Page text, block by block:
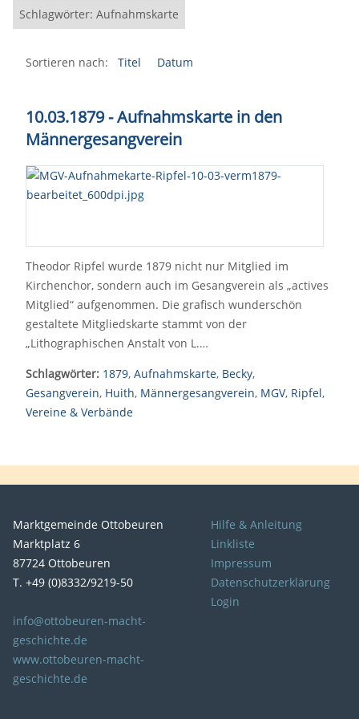
Schlagwörter: Aufnahmskarte
Sortieren nach: Titel Datum
10.03.1879 - Aufnahmskarte in den
Männergesangverein
Theodor Ripfel wurde 1879 nicht nur Mitglied im
Kirchenchor, sondern auch im Gesangverein als „actives
Mitglied“ aufgenommen. Die grafisch wunderschön
gestaltete Mitgliedskarte stammt von der
„Lithographischen Anstalt von L.…
Schlagwörter: 1879, Aufnahmskarte, Becky,
Gesangverein, Huith, Männergesangverein, MGV, Ripfel,
Vereine & Verbände
Marktgemeinde Ottobeuren
Marktplatz 6
87724 Ottobeuren
T. +49 (0)8332/9219-50
info@ottobeuren-macht-
geschichte.de
www.ottobeuren-macht-
geschichte.de
Hilfe & Anleitung
Linkliste
Impressum
Datenschutzerklärung
Login